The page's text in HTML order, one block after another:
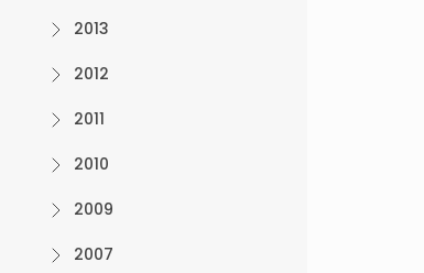
2013
2012
2011
2010
2009
2007